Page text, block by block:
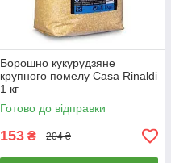
Борошно кукурудзяне
крупного помелу Casa Rinaldi
1 кг
Готово до відправки
153 ₴ 204 ₴